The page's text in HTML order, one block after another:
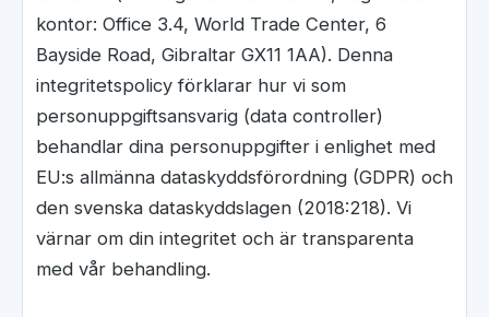
kontor: Office 3.4, World Trade Center, 6
Bayside Road, Gibraltar GX11 1AA). Denna
integritetspolicy förklarar hur vi som
personuppgiftsansvarig (data controller)
behandlar dina personuppgifter i enlighet med
EU:s allmänna dataskyddsförordning (GDPR) och
den svenska dataskyddslagen (2018:218). Vi
värnar om din integritet och är transparenta
med vår behandling.